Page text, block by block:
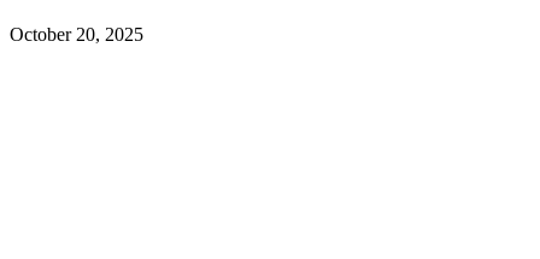
October 20, 2025